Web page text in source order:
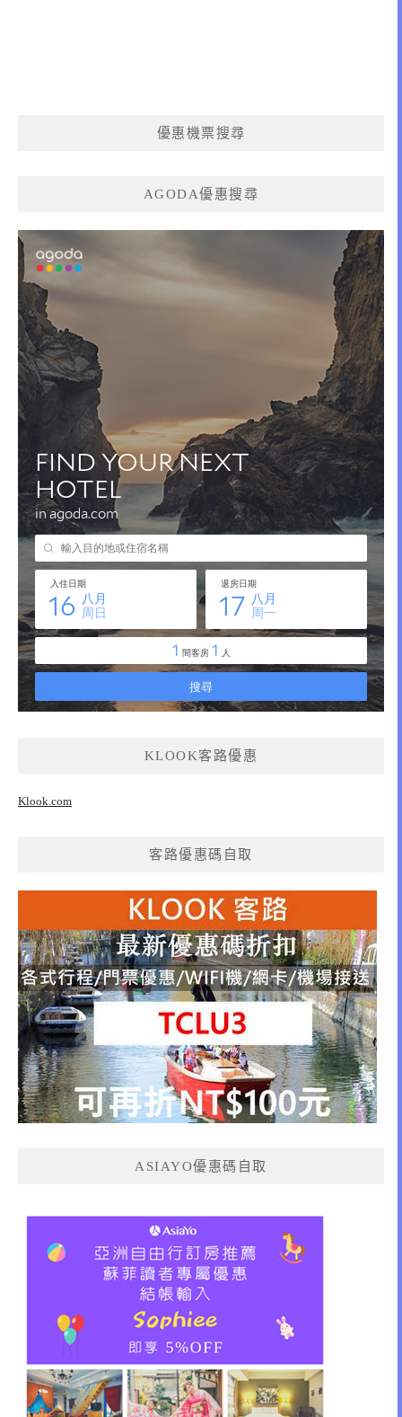
優惠機票搜尋
AGODA優惠搜尋
KLOOK客路優惠
Klook.com
客路優惠碼自取
ASIAYO優惠碼自取